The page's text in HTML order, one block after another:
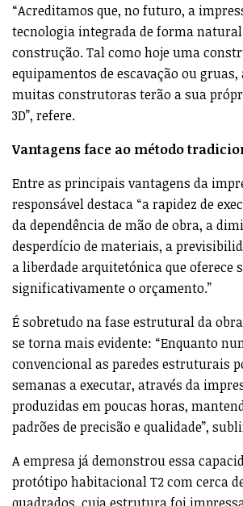
“Acreditamos que, no futuro, a
tecnologia integrada de forma
construção. Tal como hoje uma
equipamentos de escavação ou
muitas construtoras terão a sua
3D”, refere.
Vantagens face ao método
Entre as principais vantagens da
responsável destaca “a rapidez de
da dependência de mão de obra, a
desperdício de materiais, a
a liberdade arquitetónica que oferece
significativamente o orçamento.”
É sobretudo na fase estrutural da
se torna mais evidente: “Enquanto
convencional as paredes estruturais
semanas a executar, através da
produzidas em poucas horas,
padrões de precisão e qualidade”,
A empresa já demonstrou essa
protótipo habitacional T2 com cerca